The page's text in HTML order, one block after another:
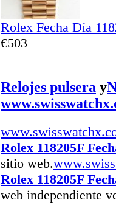
Rolex Fecha Día
€503
Relojes pulsera y
Rolex 118205F
sitio web.
Rolex 118205F
web independiente